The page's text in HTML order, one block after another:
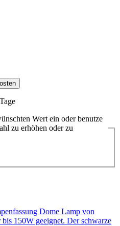
Wert ein oder benutze
zu erhöhen oder zu
Dome Lamp von
150W geeignet. Der schwarze